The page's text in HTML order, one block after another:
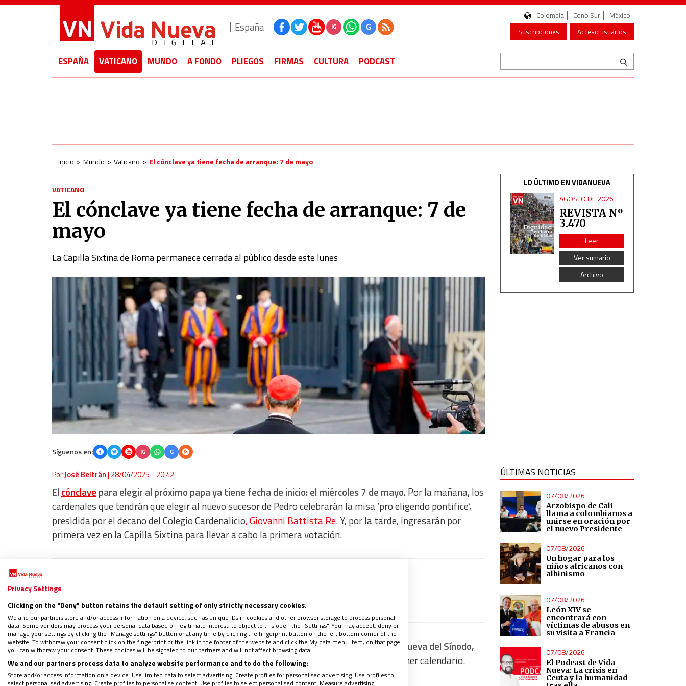
España IG G
Colombia Cono Sur
México
Suscripciones
Acceso usuarios
ESPAÑA VATICANO MUNDO A FONDO PLIEGOS FIRMAS CULTURA PODCAST
Inicio Mundo Vaticano El cónclave ya tiene fecha de arranque: 7 de mayo
VATICANO
El cónclave ya tiene fecha de arranque: 7 de
mayo
La Capilla Sixtina de Roma permanece cerrada al público desde este lunes
Síguenos en: IG G
PorJosé Beltrán| 28/04/2025 - 20:42
El cónclave para elegir al próximo papa ya tiene fecha de inicio: el miércoles 7 de mayo. Por la mañana, los
cardenales que tendrán que elegir al nuevo sucesor de Pedro celebrarán la misa ‘pro eligendo pontifice’,
presidida por el decano del Colegio Cardenalicio, Giovanni Battista Re. Y, por la tarde, ingresarán por
primera vez en la Capilla Sixtina para llevar a cabo la primera votación.
Así lo decidieron esta mañanalos más de 180 cardenales que se reunieron en el Aula Nueva del Sínodo,
dentro de la quinta sesión de las congregaciones generales. Juntos aprobaron este primer calendario.
LO ÚLTIMO EN VIDANUEVA
AGOSTO DE 2026
REVISTA Nº
3.470
Leer
Ver sumario
Archivo
ÚLTIMAS NOTICIAS
07/08/2026
Arzobispo de Cali
llama a colombianos a
unirse en oración por
el nuevo Presidente
07/08/2026
Un hogar para los
niños africanos con
albinismo
07/08/2026
León XIV se
encontrará con
víctimas de abusos en
su visita a Francia
07/08/2026
El Podcast de Vida
Nueva: La crisis en
Ceuta y la humanidad
Privacy Settings
Clicking on the "Deny" button retains the default setting of only strictly necessary cookies.
We and our partners store and/or access information on a device, such as unique IDs in cookies and other browser storage to process personal
data. Some vendors may process your personal data based on legitimate interest, to object to this open the "Settings". You may accept, deny or
manage your settings by clicking the "Manage settings" button or at any time by clicking the fingerprint button on the left bottom corner of the
website. To withdraw your consent click on the fingerprint or the link in the footer of the website and click the My data menu item, on that page
you can withdraw your consent. These choices will be signaled to our partners and will not affect browsing data.
We and our partners process data to analyze website performance and to do the following:
Store and/or access information on a device. Use limited data to select advertising. Create profiles for personalised advertising. Use profiles to
select personalised advertising. Create profiles to personalise content. Use profiles to select personalised content. Measure advertising